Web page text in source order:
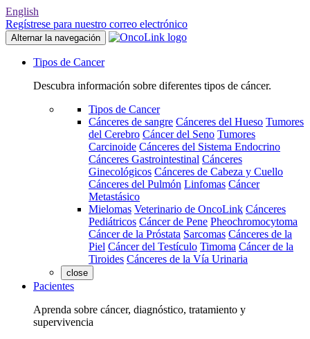
English
Regístrese para nuestro correo electrónico
Alternar la navegación
Tipos de Cancer
Descubra información sobre diferentes tipos de cáncer.
Tipos de Cancer
Cánceres de sangre Cánceres del Hueso Tumores
del Cerebro Cáncer del Seno Tumores
Carcinoide Cánceres del Sistema Endocrino
Cánceres Gastrointestinal Cánceres
Ginecológicos Cánceres de Cabeza y Cuello
Cánceres del Pulmón Linfomas Cáncer
Metastásico
Mielomas Veterinario de OncoLink Cánceres
Pediátricos Cáncer de Pene Pheochromocytoma
Cáncer de la Próstata Sarcomas Cánceres de la
Piel Cáncer del Testículo Timoma Cáncer de la
Tiroides Cánceres de la Vía Urinaria
close
Pacientes
Aprenda sobre cáncer, diagnóstico, tratamiento y
supervivencia